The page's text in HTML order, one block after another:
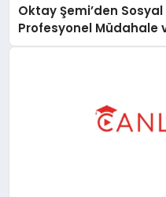
Oktay Şemi’den
Profesyonel Müdahale